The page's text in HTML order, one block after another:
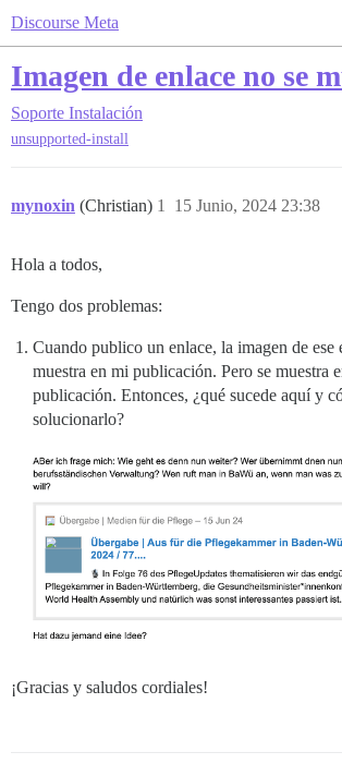
Discourse Meta
Imagen de enlace no se
Soporte Instalación
unsupported-install
mynoxin (Christian) 15 Junio, 2024 23:38
1
Hola a todos,
Tengo dos problemas:
Cuando publico un enlace, la imagen de ese
muestra en mi publicación. Pero se muestra
publicación. Entonces, ¿qué sucede aquí y
solucionarlo?
¡Gracias y saludos cordiales!